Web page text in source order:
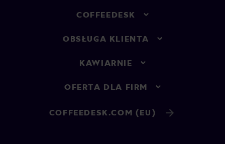
COFFEEDESK
OBSŁUGA KLIENTA
KAWIARNIE
OFERTA DLA FIRM
COFFEEDESK.COM (EU)